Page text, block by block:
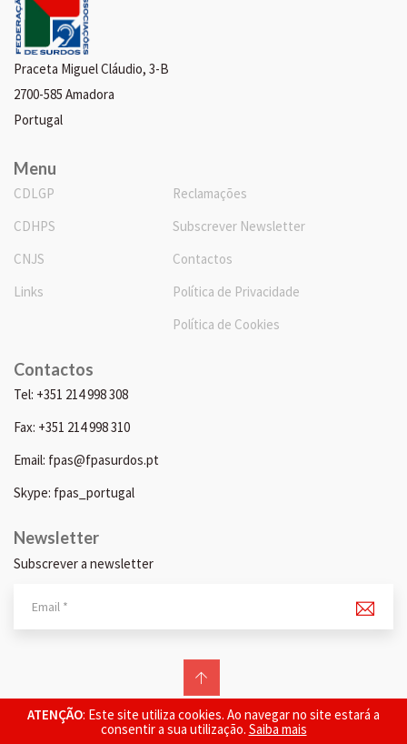
ATENÇÃO: Este site utiliza cookies. Ao navegar no site estará a
consentir a sua utilização. Saiba mais
Praceta Miguel Cláudio, 3-B
2700-585 Amadora
Portugal
Menu
CDLGP
CDHPS
CNJS
Links
Reclamações
Subscrever Newsletter
Contactos
Política de Privacidade
Política de Cookies
Contactos
Tel: +351 214 998 308
Fax: +351 214 998 310
Email: fpas@fpasurdos.pt
Skype: fpas_portugal
Newsletter
Subscrever a newsletter
© 2026 FPAS. Todos os direitos reservados.